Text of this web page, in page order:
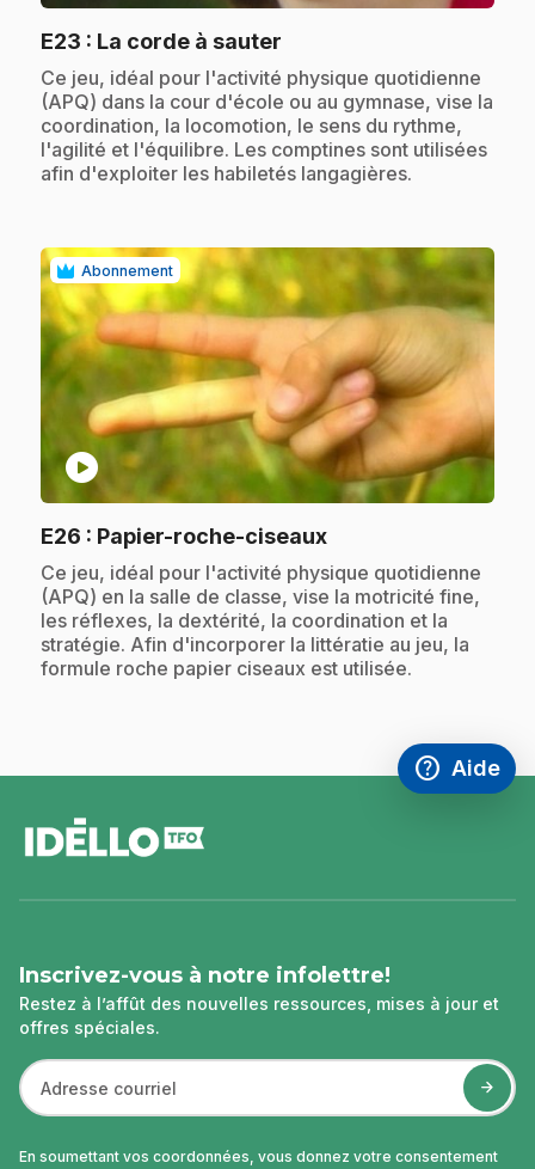
E23 : La corde à sauter
.Ce jeu, idéal pour l'activité physique quotidienne
(APQ) dans la cour d'école ou au gymnase, vise la
coordination, la locomotion, le sens du rythme,
l'agilité et l'équilibre. Les comptines sont utilisées
afin d'exploiter les habiletés langagières.
Abonnement
play_circle
E26 : Papier-roche-ciseaux.
.Ce jeu, idéal pour l'activité physique quotidienne
(APQ) en la salle de classe, vise la motricité fine,
les réflexes, la dextérité, la coordination et la
stratégie. Afin d'incorporer la littératie au jeu, la
formule roche papier ciseaux est utilisée.
help
Accéder à
Aide
,Ce lien
de
page
Inscrivez-vous à notre infolettre!
Restez à l’affût des nouvelles ressources, mises à jour et
offres spéciales.
En soumettant vos coordonnées, vous donnez votre consentement